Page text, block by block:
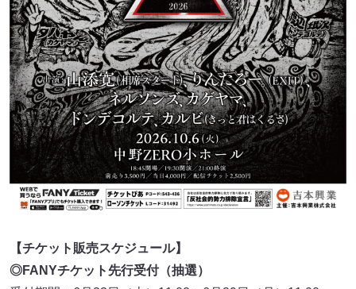
【チケット販売スケジュール】
◎FANYチケット先行受付（抽選）